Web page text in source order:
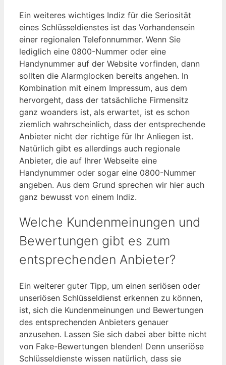
Ein weiteres wichtiges Indiz für die Seriosität
eines Schlüsseldienstes ist das Vorhandensein
einer regionalen Telefonnummer. Wenn Sie
lediglich eine 0800-Nummer oder eine
Handynummer auf der Website vorfinden, dann
sollten die Alarmglocken bereits angehen. In
Kombination mit einem Impressum, aus dem
hervorgeht, dass der tatsächliche Firmensitz
ganz woanders ist, als erwartet, ist es schon
ziemlich wahrscheinlich, dass der entsprechende
Anbieter nicht der richtige für Ihr Anliegen ist.
Natürlich gibt es allerdings auch regionale
Anbieter, die auf Ihrer Webseite eine
Handynummer oder sogar eine 0800-Nummer
angeben. Aus dem Grund sprechen wir hier auch
ganz bewusst von einem Indiz.
Welche Kundenmeinungen und
Bewertungen gibt es zum
entsprechenden Anbieter?
Ein weiterer guter Tipp, um einen seriösen oder
unseriösen Schlüsseldienst erkennen zu können,
ist, sich die Kundenmeinungen und Bewertungen
des entsprechenden Anbieters genauer
anzusehen. Lassen Sie sich dabei aber bitte nicht
von Fake-Bewertungen blenden! Denn unseriöse
Schlüsseldienste wissen natürlich, dass sie